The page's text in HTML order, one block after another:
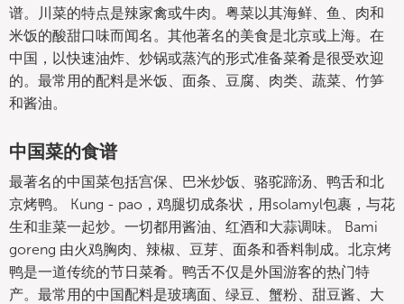
谱。川菜的特点是辣家禽或牛肉。粤菜以其海鲜、鱼、肉和
米饭的酸甜口味而闻名。其他著名的美食是北京或上海。在
中国，以快速油炸、炒锅或蒸汽的形式准备菜肴是很受欢迎
的。最常用的配料是米饭、面条、豆腐、肉类、蔬菜、竹笋
和酱油。
中国菜的食谱
最著名的中国菜包括宫保、巴米炒饭、骆驼蹄汤、鸭舌和北
京烤鸭。 Kung - pao，鸡腿切成条状，用solamyl包裹，与花
生和韭菜一起炒。一切都用酱油、红酒和大蒜调味。 Bami
goreng 由火鸡胸肉、辣椒、豆芽、面条和香料制成。北京烤
鸭是一道传统的节日菜肴。鸭舌不仅是外国游客的热门特
产。最常用的中国配料是玻璃面、绿豆、蟹粉、甜豆酱、大